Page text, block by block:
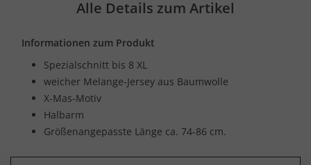
Alle Details zum Artikel
Informationen zum Produkt
Spezialschnitt bis 8 XL
weicher Melange-Jersey aus Baumwolle
X-Mas-Motiv
Halbarm
Größenangepasste Länge ca. 74-86 cm.